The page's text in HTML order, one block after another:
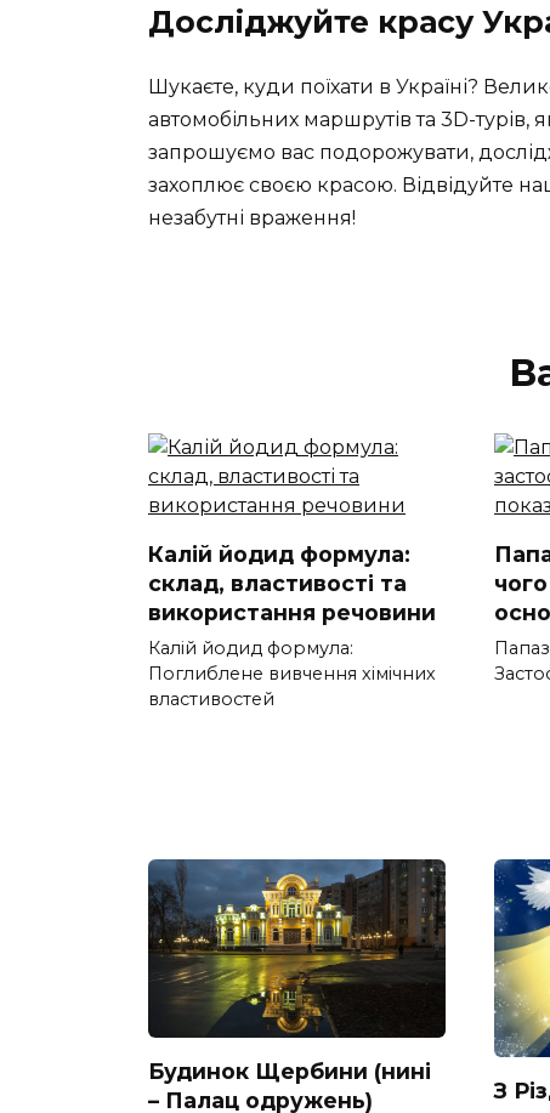
Досліджуйте красу
Шукаєте, куди поїхати в Україні?
автомобільних маршрутів та 3D-
запрошуємо вас подорожувати,
захоплює своєю красою. Відвідуйте
незабутні враження!
Калій йодид формула:
склад, властивості та
використання речовини
Калій йодид формула:
Поглиблене вивчення хімічних
властивостей
Будинок Щербини (нині
– Палац одружень)
З